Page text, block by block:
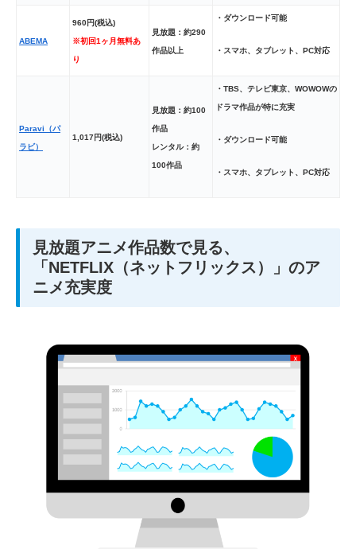
ABEMA
960円(税込)
※初回1ヶ月無料あ
り
見放題：約290
作品以上
・ダウンロード可能
・スマホ、タブレット、PC対応
Paravi（パ
ラビ）
1,017円(税込)
見放題：約100
作品
レンタル：約
100作品
・TBS、テレビ東京、WOWOWの
ドラマ作品が特に充実
・ダウンロード可能
・スマホ、タブレット、PC対応
見放題アニメ作品数で見る、
「NETFLIX（ネットフリックス）」のア
ニメ充実度